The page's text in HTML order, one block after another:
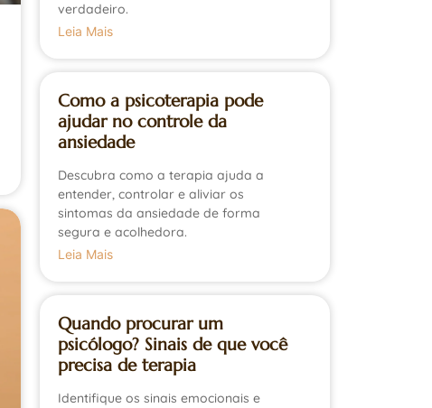
verdadeiro.
Leia Mais
Como a psicoterapia pode
ajudar no controle da
ansiedade
Descubra como a terapia ajuda a
entender, controlar e aliviar os
sintomas da ansiedade de forma
segura e acolhedora.
Leia Mais
Quando procurar um
psicólogo? Sinais de que você
precisa de terapia
Identifique os sinais emocionais e